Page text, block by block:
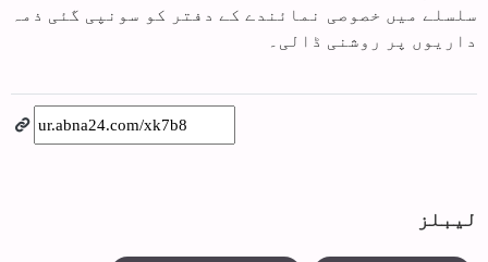
سلسلے میں خصوصی نمائندے کے دفتر کو سونپی گئی ذمہ
داریوں پر روشنی ڈالی۔
لیبلز